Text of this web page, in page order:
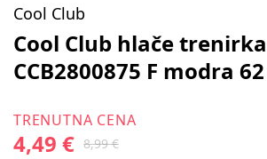
Cool Club
Cool Club hlače
CCB2800875 F modra 62
TRENUTNA CENA
4,49 € 8,99 €